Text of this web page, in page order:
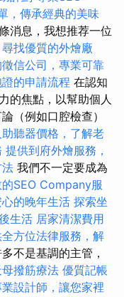
，傳承經典的美味
消息，我想推荐一位
尋找優質的外燴廠
信公司，專業可靠
的申請流程 在認知
的焦點，以幫助個人
（例如口腔檢查）
聽器價格，了解老
提供到府外燴服務，
我們不一定要成為
SEO Company服
的晚年生活 探索坐
生活 居家清潔費用
方位法律服務，解
不是基調的主管，
母撥筋療法 優質記帳
設計師，讓您家裡